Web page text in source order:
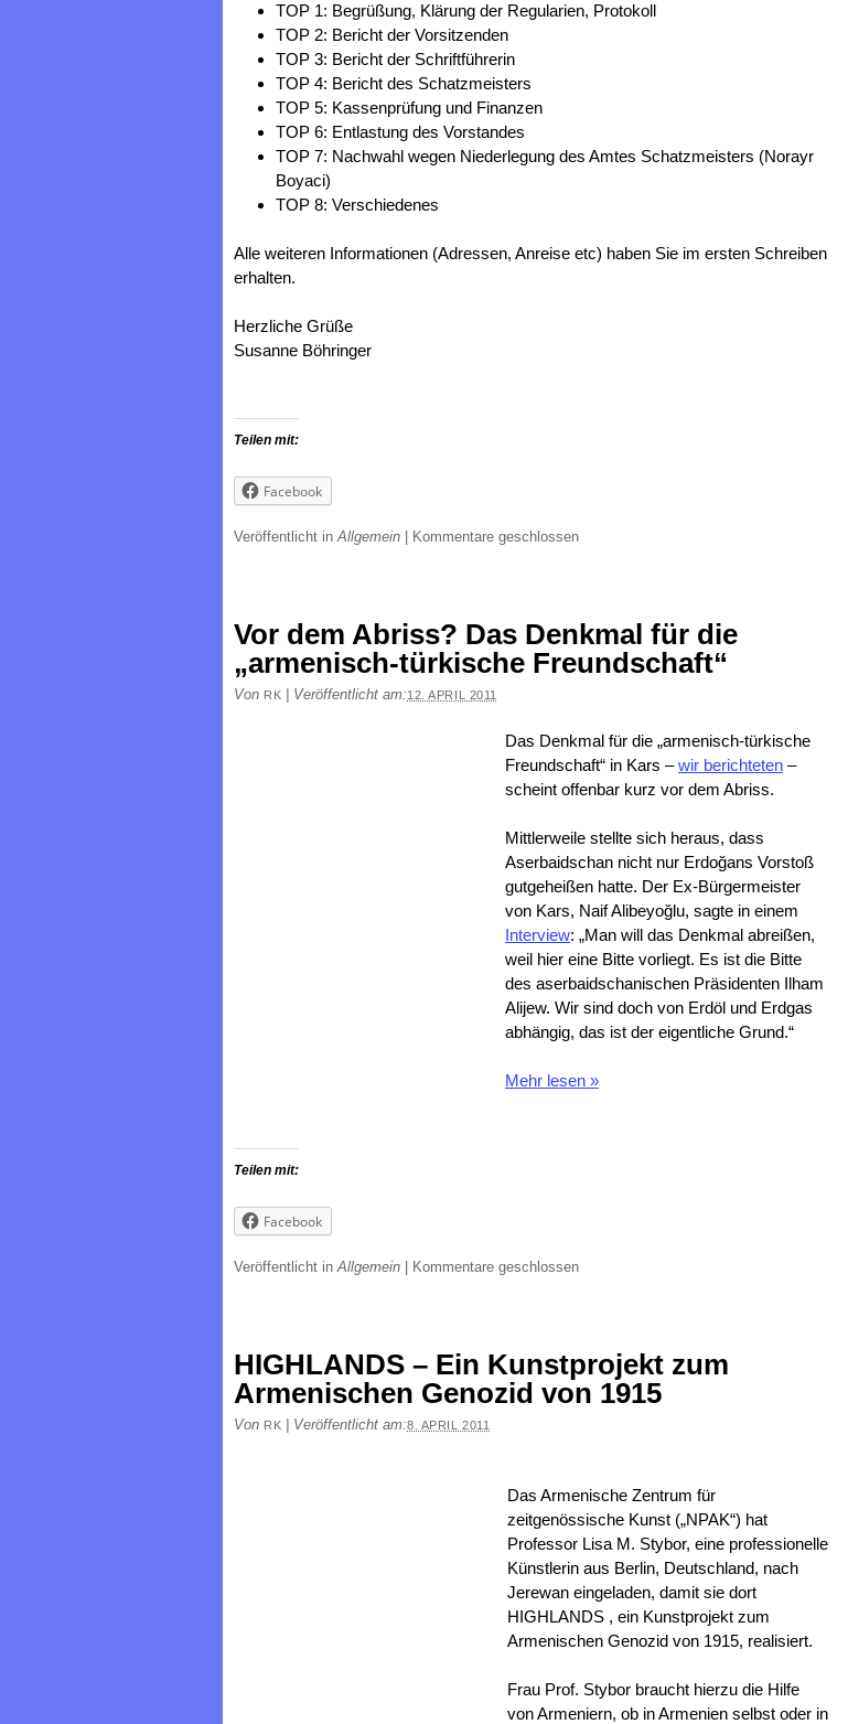
TOP 1: Begrüßung, Klärung der Regularien, Protokoll
TOP 2: Bericht der Vorsitzenden
TOP 3: Bericht der Schriftführerin
TOP 4: Bericht des Schatzmeisters
TOP 5: Kassenprüfung und Finanzen
TOP 6: Entlastung des Vorstandes
TOP 7: Nachwahl wegen Niederlegung des Amtes Schatzmeisters (Norayr
Boyaci)
TOP 8: Verschiedenes
Alle weiteren Informationen (Adressen, Anreise etc) haben Sie im ersten Schreiben
erhalten.
Herzliche Grüße
Susanne Böhringer
Teilen mit:
Facebook
Veröffentlicht inAllgemein Kommentare geschlossen
Vor dem Abriss? Das Denkmal für die
„armenisch-türkische Freundschaft“
Von RK Veröffentlicht am:12. APRIL 2011
Das Denkmal für die „armenisch-türkische
Freundschaft“ in Kars –wir berichteten –
scheint offenbar kurz vor dem Abriss.
Mittlerweile stellte sich heraus, dass
Aserbaidschan nicht nur Erdoğans Vorstoß
gutgeheißen hatte. Der Ex-Bürgermeister
von Kars, Naif Alibeyoğlu, sagte in einem
Interview: „Man will das Denkmal abreißen,
weil hier eine Bitte vorliegt. Es ist die Bitte
des aserbaidschanischen Präsidenten Ilham
Alijew. Wir sind doch von Erdöl und Erdgas
abhängig, das ist der eigentliche Grund.“
Mehr lesen »
Teilen mit:
Facebook
Veröffentlicht inAllgemein Kommentare geschlossen
HIGHLANDS – Ein Kunstprojekt zum
Armenischen Genozid von 1915
Von RK Veröffentlicht am:8. APRIL 2011
Das Armenische Zentrum für
zeitgenössische Kunst („NPAK“) hat
Professor Lisa M. Stybor, eine professionelle
Künstlerin aus Berlin, Deutschland, nach
Jerewan eingeladen, damit sie dort
HIGHLANDS , ein Kunstprojekt zum
Armenischen Genozid von 1915, realisiert.
Frau Prof. Stybor braucht hierzu die Hilfe
von Armeniern, ob in Armenien selbst oder in